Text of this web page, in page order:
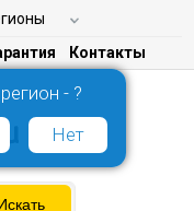
- ?
Нет
Контакты